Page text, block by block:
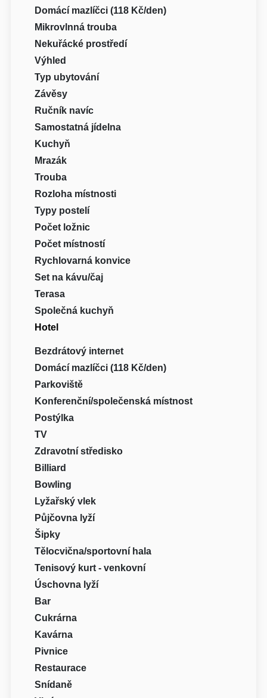
Domácí mazlíčci (118 Kč/den)
Mikrovlnná trouba
Nekuřácké prostředí
Výhled
Typ ubytování
Závěsy
Ručník navíc
Samostatná jídelna
Kuchyň
Mrazák
Trouba
Rozloha místnosti
Typy postelí
Počet ložnic
Počet místností
Rychlovarná konvice
Set na kávu/čaj
Terasa
Společná kuchyň
Hotel
Bezdrátový internet
Domácí mazlíčci (118 Kč/den)
Parkoviště
Konferenční/společenská místnost
Postýlka
TV
Zdravotní středisko
Billiard
Bowling
Lyžařský vlek
Půjčovna lyží
Šipky
Tělocvična/sportovní hala
Tenisový kurt - venkovní
Úschovna lyží
Bar
Cukrárna
Kavárna
Pivnice
Restaurace
Snídaně